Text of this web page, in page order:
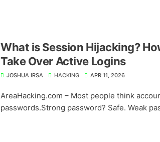
What is Session Hijacking?
Take Over Active Logins
JOSHUA IRSA HACKING APR 11, 2026
AreaHacking.com – Most people think
passwords.Strong password? Safe. Weak